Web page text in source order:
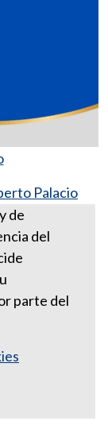
Palacio
19 de
de
del
parte del